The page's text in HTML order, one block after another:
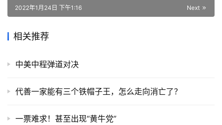
Next
2022年1月24日 下午1:16
相关推荐
中美中程弹道对决
代善一家能有三个铁帽子王，怎么走向消亡了？
一票难求！甚至出现“黄牛党”